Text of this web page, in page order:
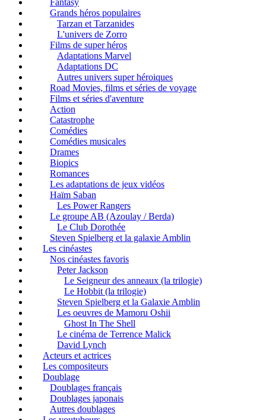
Fantasy
Grands héros populaires
Tarzan et Tarzanides
L'univers de Zorro
Films de super héros
Adaptations Marvel
Adaptations DC
Autres univers super héroiques
Road Movies, films et séries de voyage
Films et séries d'aventure
Action
Catastrophe
Comédies
Comédies musicales
Drames
Biopics
Romances
Les adaptations de jeux vidéos
Haïm Saban
Les Power Rangers
Le groupe AB (Azoulay / Berda)
Le Club Dorothée
Steven Spielberg et la galaxie Amblin
Les cinéastes
Nos cinéastes favoris
Peter Jackson
Le Seigneur des anneaux (la trilogie)
Le Hobbit (la trilogie)
Steven Spielberg et la Galaxie Amblin
Les oeuvres de Mamoru Oshii
Ghost In The Shell
Le cinéma de Terrence Malick
David Lynch
Acteurs et actrices
Les compositeurs
Doublage
Doublages français
Doublages japonais
Autres doublages